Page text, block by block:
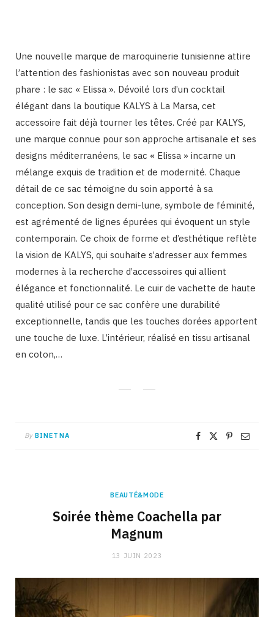
Une nouvelle marque de maroquinerie tunisienne attire
l’attention des fashionistas avec son nouveau produit
phare : le sac « Elissa ». Dévoilé lors d’un cocktail
élégant dans la boutique KALYS à La Marsa, cet
accessoire fait déjà tourner les têtes. Créé par KALYS,
une marque connue pour son approche artisanale et ses
designs méditerranéens, le sac « Elissa » incarne un
mélange exquis de tradition et de modernité. Chaque
détail de ce sac témoigne du soin apporté à sa
conception. Son design demi-lune, symbole de féminité,
est agrémenté de lignes épurées qui évoquent un style
contemporain. Ce choix de forme et d’esthétique reflète
la vision de KALYS, qui souhaite s’adresser aux femmes
modernes à la recherche d’accessoires qui allient
élégance et fonctionnalité. Le cuir de vachette de haute
qualité utilisé pour ce sac confère une durabilité
exceptionnelle, tandis que les touches dorées apportent
une touche de luxe. L’intérieur, réalisé en tissu artisanal
en coton,…
By BINETNA
BEAUTÉ&MODE
Soirée thème Coachella par
Magnum
13 JUIN 2023